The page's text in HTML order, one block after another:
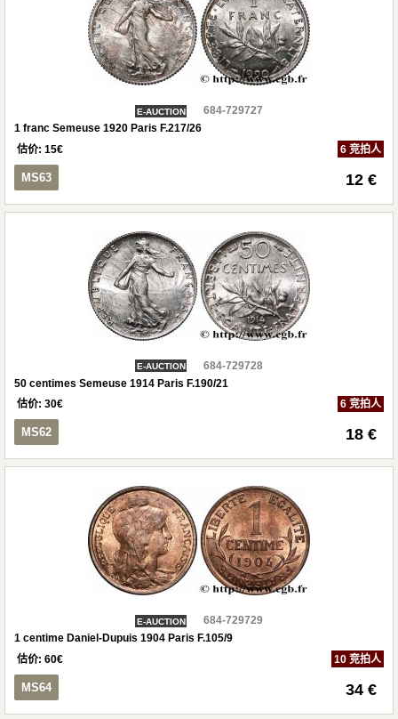
E-AUCTION
684-729727
1 franc Semeuse 1920 Paris F.217/26
估价: 15€ 6 竞拍人
MS63 12 €
E-AUCTION
684-729728
50 centimes Semeuse 1914 Paris F.190/21
估价: 30€ 6 竞拍人
MS62 18 €
E-AUCTION
684-729729
1 centime Daniel-Dupuis 1904 Paris F.105/9
估价: 60€ 10 竞拍人
MS64 34 €